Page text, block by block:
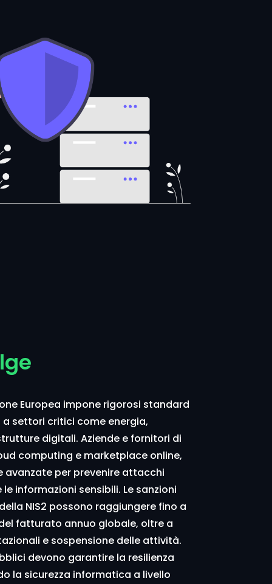
Europea impone rigorosi standard
settori critici come energia,
digitali. Aziende e fornitori di
computing e marketplace online,
per prevenire attacchi
informazioni sensibili. Le sanzioni
NIS2 possono raggiungere fino a
fatturato annuo globale, oltre a
e sospensione delle attività.
devono garantire la resilienza
la sicurezza informatica a livello